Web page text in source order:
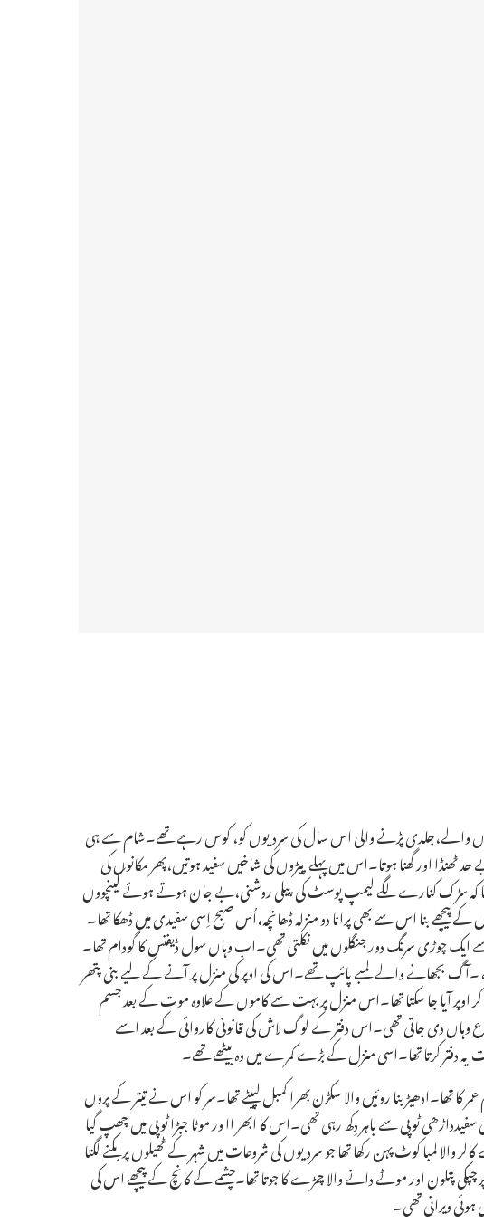
والے،جلدی پڑنے والی اس سال کی سردیوں کو، کوس رہے تھے۔شام سے ہی
ٹھنڈا اور گھنا ہوتا۔اس میں پہلے پیڑوں کی شاخیں سفید ہوتیں،پھر مکانوں کی
ہوتا کہ سڑک کنارے لگے لیمپ پوسٹ کی پیلی روشنی،بے جان ہوتے ہوئے کینچووں
پیچھے بنا اس سے بھی پرانا دو منزلہ ڈھانچہ،اُس صبح اِسی سفیدی میں ڈھکا تھا۔
ایک چوڑی سرنگ دور جنگلوں میں نکلتی تھی۔اب وہاں سول ڈیفنس کا گودام تھا۔
۔آگ بجھانے والے لمبے پائپ تھے۔اس کی اوپر کی منزل پر آنے کے لیے بنی پتھر
اوپر آیا جا سکتا تھا۔اس منزل پر بہت سے کاموں کے علاوہ موت کے بعد جسم
وہاں دی جاتی تھی۔اس دفتر کے لوگ لاش کی قانونی کاروائی کے بعد اسے
دفتر کرتا تھا۔اسی منزل کے بڑے کمرے میں وہ بیٹھے تھے۔
تھا۔ادھیڑ بنا روئیں والا سکڑن بھرا کمبل لپیٹے تھا۔سر کو اس نے تیتر کے پروں
ٹوپی سے باہر دِکھ رہی تھی۔اس کا ابھر اا ور موٹا جبڑا ٹوپی میں چھپ گیا
لمبا کوٹ پہن رکھا تھا جو سردیوں کی شروعات میں شہر کے ٹھیلوں پر بکنے لگتا
پتلون اور موٹے دانے والا چمڑے کا جوتا تھا۔چشمے کے کانچ کے پیچھے اس کی
ویرانی تھی۔